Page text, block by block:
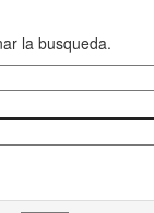
la busqueda.